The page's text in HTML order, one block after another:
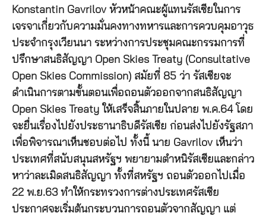
Konstantin Gavrilov หัวหน้าคณะผู้แทนรัสเซียในการ
เจรจาเกี่ยวกับความมั่นคงทางทหารและการควบคุมอาวุธ
ประจำกรุงเวียนนา ระหว่างการประชุมคณะกรรมการที่
ปรึกษาสนธิสัญญา Open Skies Treaty (Consultative
Open Skies Commission) สมัยที่ 85 ว่า รัสเซียจะ
ดำเนินการตามขั้นตอนเพื่อถอนตัวออกจากสนธิสัญญา
Open Skies Treaty ให้เสร็จสิ้นภายในปลาย พ.ค.64 โดย
จะยื่นเรื่องไปยังประธานาธิบดีรัสเซีย ก่อนส่งไปยังรัฐสภา
เพื่อพิจารณาเห็นชอบต่อไป ทั้งนี้ นาย Gavrilov เห็นว่า
ประเทศที่สนับสนุนสหรัฐฯ พยายามตำหนิรัสเซียและกล่าว
หาว่าละเมิดสนธิสัญญา ทั้งที่สหรัฐฯ ถอนตัวออกไปเมื่อ
22 พ.ย.63 ทำให้กระทรวงการต่างประเทศรัสเซีย
ประกาศจะเริ่มต้นกระบวนการถอนตัวจากสัญญา แต่